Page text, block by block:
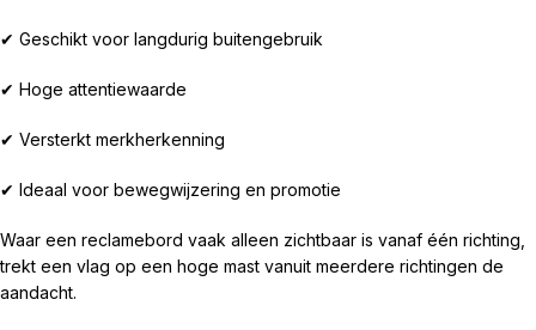
✔ Geschikt voor langdurig buitengebruik
✔ Hoge attentiewaarde
✔ Versterkt merkherkenning
✔ Ideaal voor bewegwijzering en promotie
Waar een reclamebord vaak alleen zichtbaar is vanaf één richting,
trekt een vlag op een hoge mast vanuit meerdere richtingen de
aandacht.